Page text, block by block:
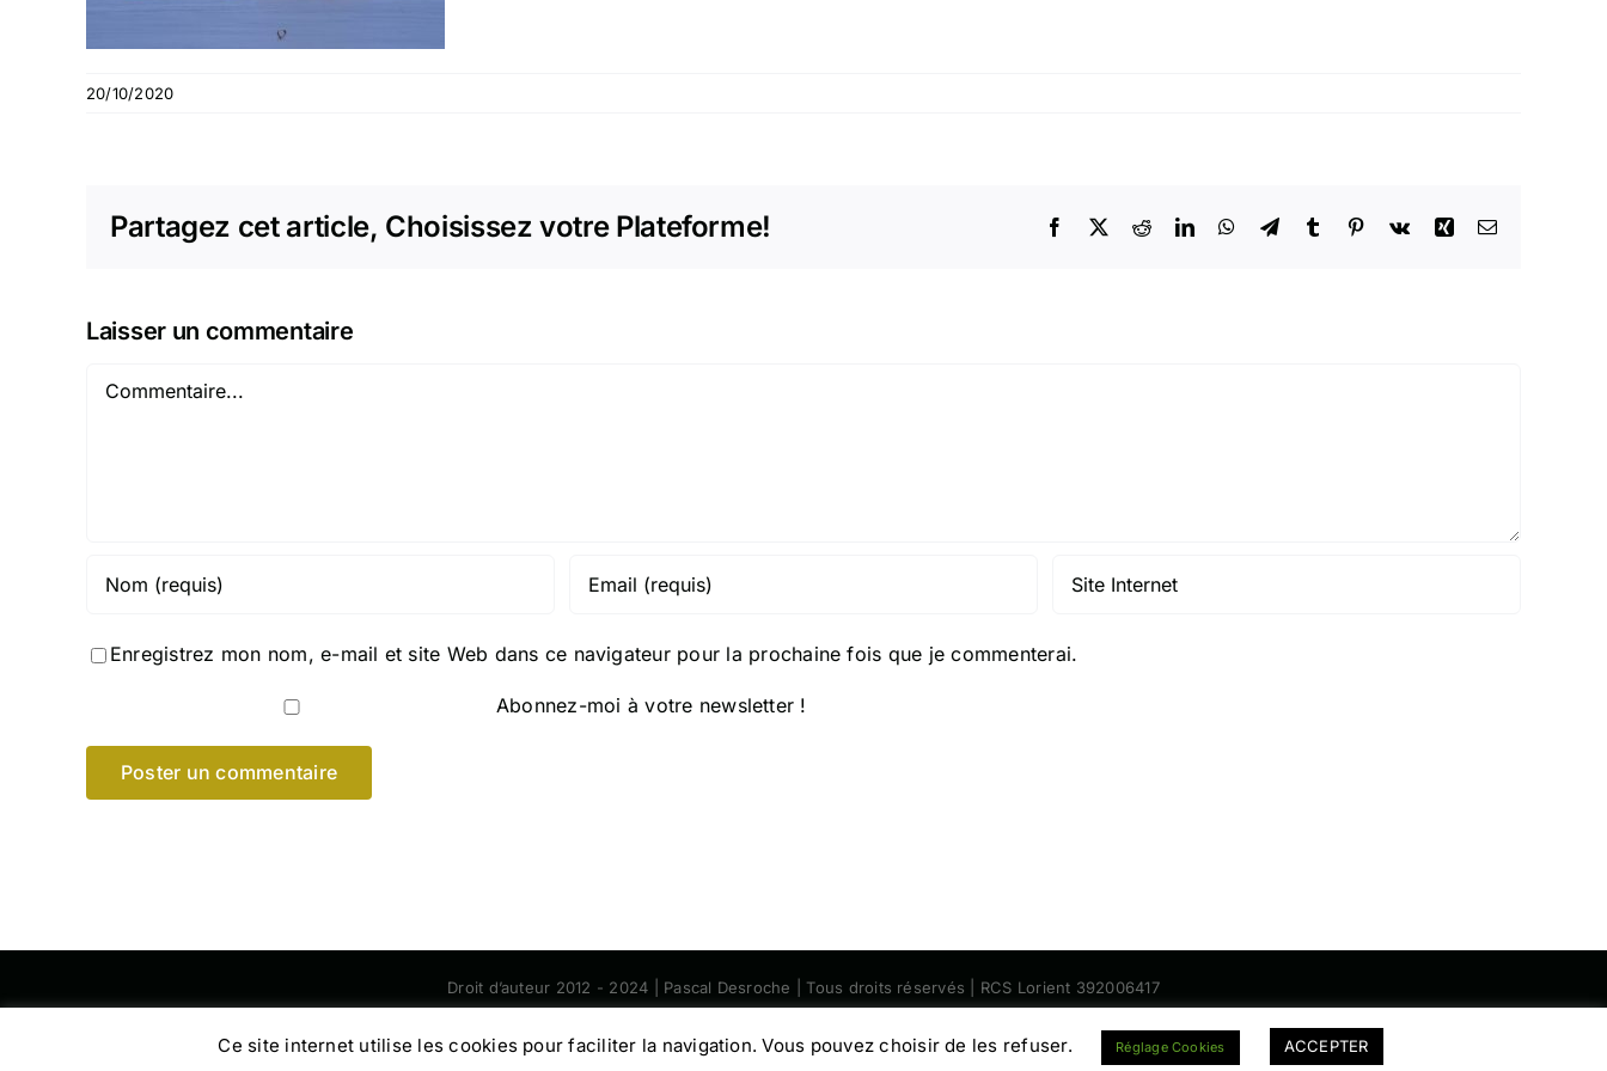
20/10/2020
Partagez cet article, Choisissez votre Plateforme! Facebook
X RedditLinkedInWhatsApp
TelegramTumblr Pinterest
Vk Xing Email
Laisser un commentaire
Commentaire
Enregistrez mon nom, e-mail et site Web dans ce navigateur pour la prochaine fois que je commenterai.
Abonnez-moi à votre newsletter !
Droit d’auteur 2012 - 2024 | Pascal Desroche | Tous droits réservés | RCS Lorient 392006417
FacebookInstagram
Ce site internet utilise les cookies pour faciliter la navigation. Vous pouvez choisir de les refuser. Réglage Cookies ACCEPTER